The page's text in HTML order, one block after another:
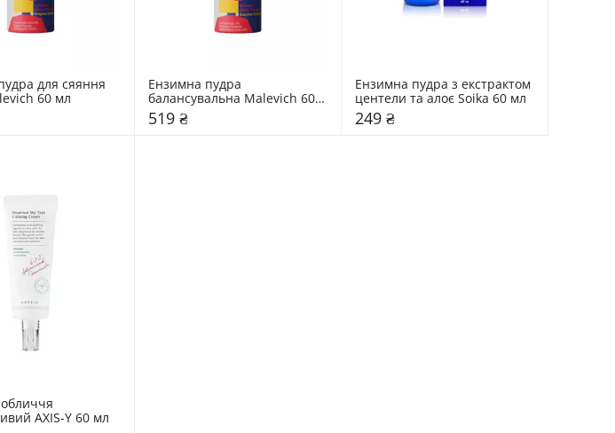
для сяяння
60 мл
Ензимна пудра
балансувальна Malevich 60
мл
519 ₴
Ензимна пудра з екстрактом
центели та алоє Soika 60 мл
249 ₴
AXIS-Y 60 мл